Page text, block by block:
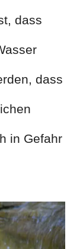
dass
dass
in Gefahr